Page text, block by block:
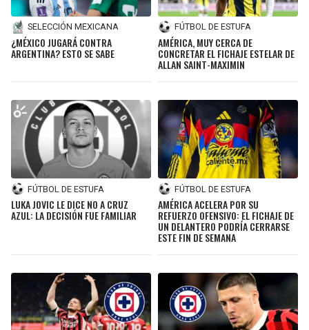
SELECCIÓN MEXICANA
¿MÉXICO JUGARÁ CONTRA
ARGENTINA? ESTO SE SABE
FÚTBOL DE ESTUFA
AMÉRICA, MUY CERCA DE
CONCRETAR EL FICHAJE ESTELAR DE
ALLAN SAINT-MAXIMIN
FÚTBOL DE ESTUFA
LUKA JOVIC LE DICE NO A CRUZ
AZUL: LA DECISIÓN FUE FAMILIAR
FÚTBOL DE ESTUFA
AMÉRICA ACELERA POR SU
REFUERZO OFENSIVO: EL FICHAJE DE
UN DELANTERO PODRÍA CERRARSE
ESTE FIN DE SEMANA